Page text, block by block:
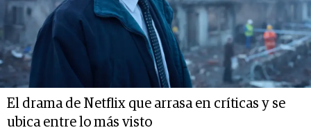
El drama de Netflix que arrasa en críticas y se
ubica entre lo más visto